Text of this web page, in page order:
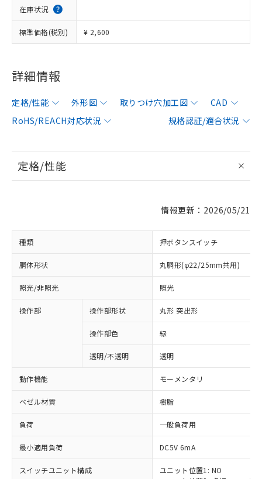
在庫状況
標準価格(税別) ¥ 2,600
詳細情報
定格/性能 外形図 取りつけ穴加工図
CAD
RoHS/REACH対応状況
規格認証/適合状況
定格/性能
情報更新：2026/05/21
種類 押ボタンスイッチ
胴体形状 丸胴形(φ22/25mm共用)
照光/非照光 照光
操作部 操作部形状 丸形 突出形
操作部色 緑
透明/不透明 透明
動作機能 モーメンタリ
ベゼル材質 樹脂
負荷 一般負荷用
最小適用負荷 DC5V 6mA
スイッチユニット構成
ユニット位置1: NO